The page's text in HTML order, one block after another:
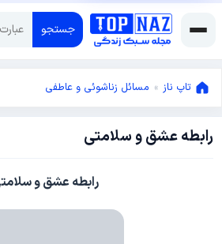
جستجو
تاپ ناز » مسائل زناشوئی و عاطفی
رابطه عشق و سلامتی
فوریه
رابطه عشق و